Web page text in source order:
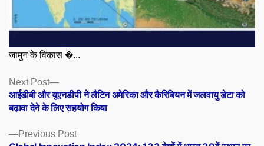
जामुन के विकास �...
Posts
navigation
Previous PostPrevious
post:
Next Post
Next
post:
आईडीबी और यूएनडीपी ने लैटिन अमेरिका और कैरिबियन में जलवायु डेटा को
बढ़ावा देने के लिए सहयोग किया